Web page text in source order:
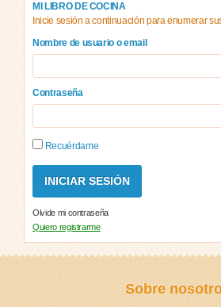
MI LIBRO DE COCINA
Inicie sesión a continuación para enumerar
Nombre de usuario o email
Contraseña
Recuérdame
Olvide mi contraseña
Quiero registrarme
Sobre